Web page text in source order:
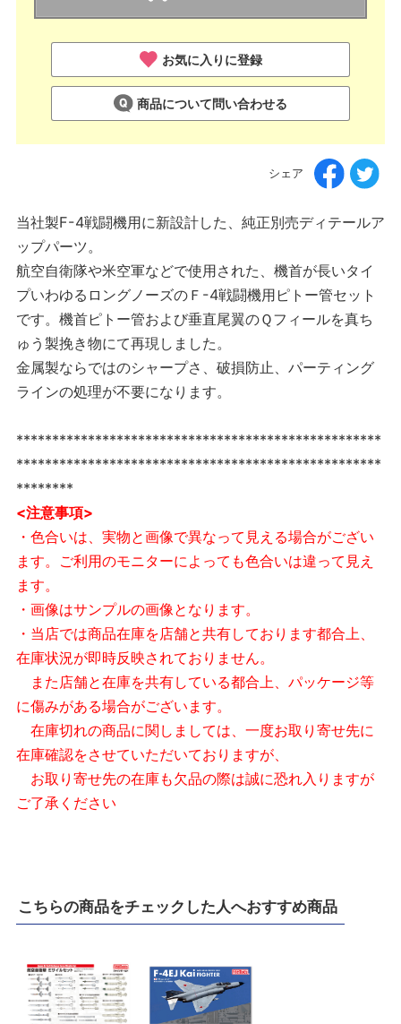
お気に入りに登録
商品について問い合わせる
シェア
当社製F-4戦闘機用に新設計した、純正別売ディテールア
ップパーツ。
航空自衛隊や米空軍などで使用された、機首が長いタイ
プいわゆるロングノーズのＦ-4戦闘機用ピトー管セット
です。機首ピトー管および垂直尾翼のＱフィールを真ち
ゅう製挽き物にて再現しました。
金属製ならではのシャープさ、破損防止、パーティング
ラインの処理が不要になります。
***************************************************
***************************************************
********
<注意事項>
・色合いは、実物と画像で異なって見える場合がござい
ます。ご利用のモニターによっても色合いは違って見え
ます。
・画像はサンプルの画像となります。
・当店では商品在庫を店舗と共有しております都合上、
在庫状況が即時反映されておりません。
また店舗と在庫を共有している都合上、パッケージ等
に傷みがある場合がございます。
在庫切れの商品に関しましては、一度お取り寄せ先に
在庫確認をさせていただいておりますが、
お取り寄せ先の在庫も欠品の際は誠に恐れ入りますが
ご了承ください
こちらの商品をチェックした人へおすすめ商品